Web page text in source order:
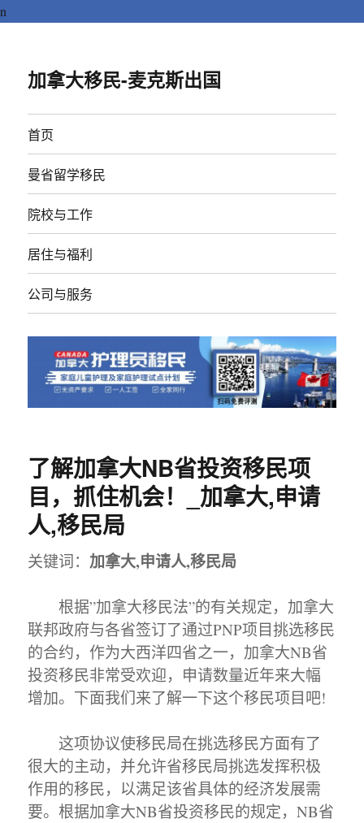
n
加拿大移民-麦克斯出国
首页
曼省留学移民
院校与工作
居住与福利
公司与服务
了解加拿大NB省投资移民项
目，抓住机会！_加拿大,申请
人,移民局
关键词： 加拿大,申请人,移民局
根据”加拿大移民法”的有关规定，加拿大
联邦政府与各省签订了通过PNP项目挑选移民
的合约，作为大西洋四省之一，加拿大NB省
投资移民非常受欢迎，申请数量近年来大幅
增加。下面我们来了解一下这个移民项目吧!
这项协议使移民局在挑选移民方面有了
很大的主动，并允许省移民局挑选发挥积极
作用的移民，以满足该省具体的经济发展需
要。根据加拿大NB省投资移民的规定，NB省